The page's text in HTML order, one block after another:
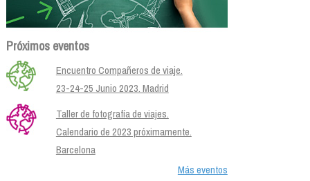
Próximos eventos
Encuentro Compañeros de viaje.
23-24-25 Junio 2023. Madrid
Taller de fotografía de viajes.
Calendario de 2023 próximamente.
Barcelona
Más eventos